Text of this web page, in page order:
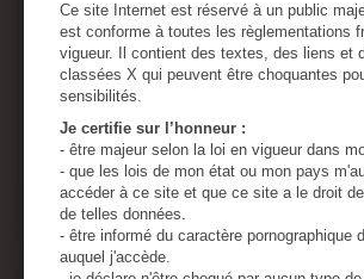
ABDL psicópata
Ce site Internet est réservé à un public
est conforme à toutes les règlementations
vigueur. Il contient des textes, des liens et
classées X qui peuvent être choquantes
sensibilités.
Je certifie sur l’honneur :
- être majeur selon la loi en vigueur dans
- que les lois de mon état ou mon pays
accéder à ce site et que ce site a le droit
de telles données.
- être informé du caractère pornographique
auquel j'accède.